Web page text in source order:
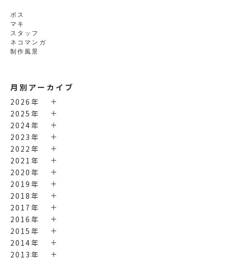
ボス
マキ
スタッフ
ネコマンガ
制作風景
月別アーカイブ
2026年
2025年
2024年
2023年
2022年
2021年
2020年
2019年
2018年
2017年
2016年
2015年
2014年
2013年